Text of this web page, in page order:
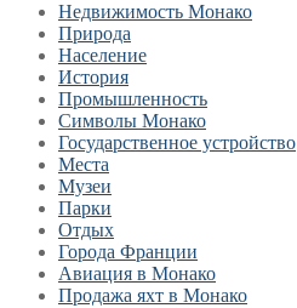
Недвижимость Монако
Природа
Население
История
Промышленность
Символы Монако
Государственное устройство
Места
Музеи
Парки
Отдых
Города Франции
Авиация в Монако
Продажа яхт в Монако